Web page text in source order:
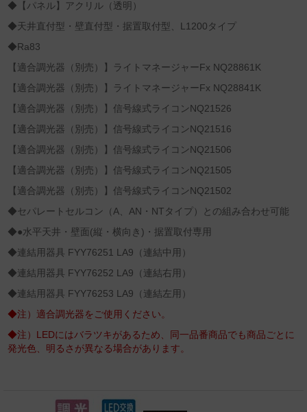
◆【パネル】アクリル（透明）
◆天井直付型・壁直付型・据置取付型、L1200タイプ
◆Ra83
【適合調光器（別売）】ライトマネージャーFx NQ28861K
【適合調光器（別売）】ライトマネージャーFx NQ28841K
【適合調光器（別売）】信号線式ライコンNQ21526
【適合調光器（別売）】信号線式ライコンNQ21516
【適合調光器（別売）】信号線式ライコンNQ21506
【適合調光器（別売）】信号線式ライコンNQ21505
【適合調光器（別売）】信号線式ライコンNQ21502
◆セパレートセルコン（A、AN・NTタイプ）との組み合わせ可能
◆●水平天井・壁面(縦・横向き)・据置取付専用
◆連結用器具 FYY76251 LA9（連結中用）
◆連結用器具 FYY76252 LA9（連結右用）
◆連結用器具 FYY76253 LA9（連結左用）
◆注）適合調光器をご使用ください。
◆注）LEDにはバラツキがあるため、同一品番商品でも商品ごとに
発光色、明るさが異なる場合があります。